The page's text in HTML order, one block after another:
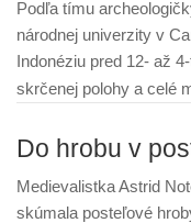
Podľa tímu
národnej univerzity v
Indonéziu pred 12- až
skrčenej polohy a celé
Do hrobu v
Medievalistka Astrid
skúmala posteľové